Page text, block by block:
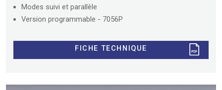
Modes suivi et parallèle
Version programmable - 7056P
FICHE TECHNIQUE